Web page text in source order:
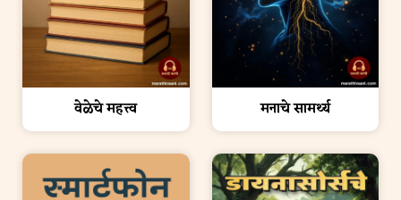
वेळेचे महत्त्व मनाचे सामर्थ्य